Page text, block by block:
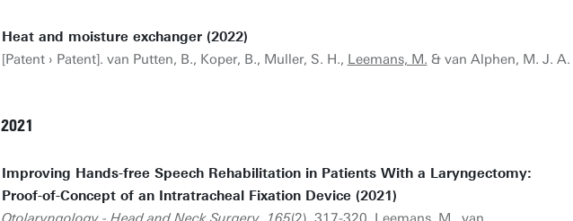
Heat and moisture exchanger (2022)
[Patent › Patent]. van Putten, B., Koper, B., Muller, S. H., Leemans, M. & van Alphen, M. J. A.
2021
Improving Hands-free Speech Rehabilitation in Patients With a Laryngectomy:
Proof-of-Concept of an Intratracheal Fixation Device (2021)